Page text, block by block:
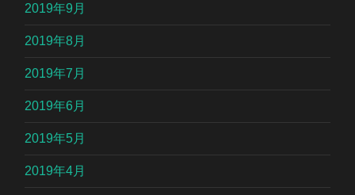
2019年9月
2019年8月
2019年7月
2019年6月
2019年5月
2019年4月